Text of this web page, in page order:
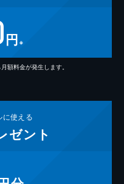
円 ※
額料金が発生します。
に使える
ゼント